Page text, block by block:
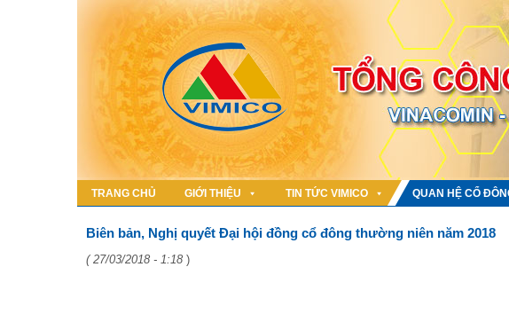
TRANG CHỦ GIỚI THIỆU TIN TỨC VIMICO QUAN HỆ CỔ
Biên bản, Nghị quyết Đại hội đồng cổ đông thường niên năm 2018
( 27/03/2018 - 1:18 )